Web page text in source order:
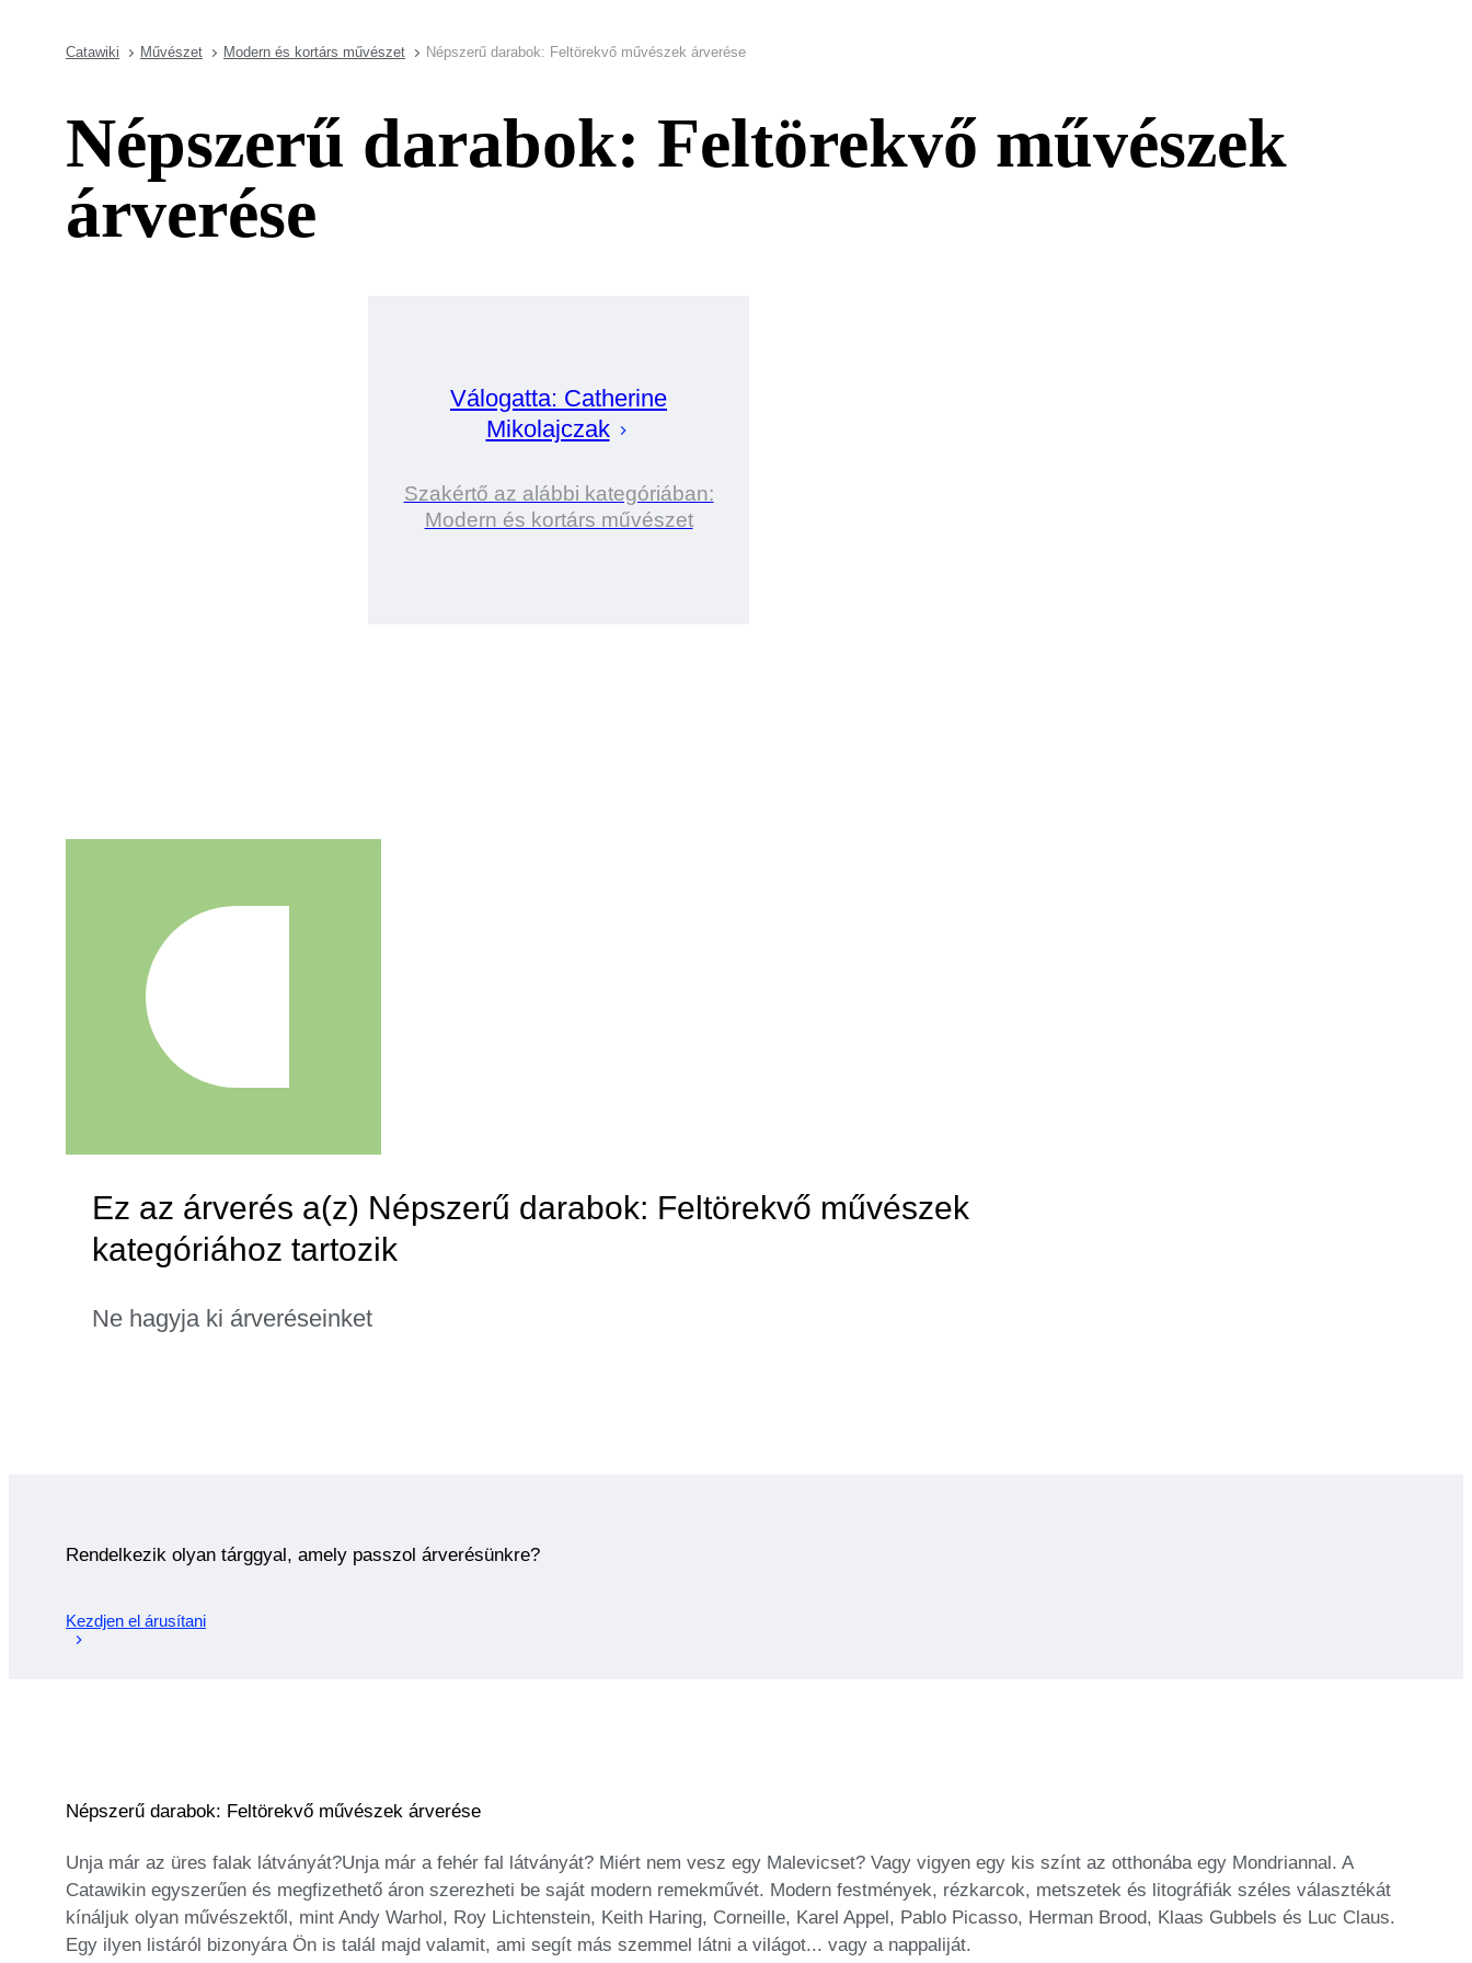
Catawiki Művészet Modern és kortárs művészet Népszerű darabok: Feltörekvő művészek árverése
Népszerű darabok: Feltörekvő művészek
árverése
Válogatta: Catherine
Mikolajczak
Szakértő az alábbi kategóriában:
Modern és kortárs művészet
Ez az árverés a(z) Népszerű darabok: Feltörekvő művészek
kategóriához tartozik
Ne hagyja ki árveréseinket
Rendelkezik olyan tárggyal, amely passzol árverésünkre?
Kezdjen el árusítani
Népszerű darabok: Feltörekvő művészek árverése
Unja már az üres falak látványát?Unja már a fehér fal látványát? Miért nem vesz egy Malevicset? Vagy vigyen egy kis színt az otthonába egy Mondriannal. A
Catawikin egyszerűen és megfizethető áron szerezheti be saját modern remekművét. Modern festmények, rézkarcok, metszetek és litográfiák széles választékát
kínáljuk olyan művészektől, mint Andy Warhol, Roy Lichtenstein, Keith Haring, Corneille, Karel Appel, Pablo Picasso, Herman Brood, Klaas Gubbels és Luc Claus.
Egy ilyen listáról bizonyára Ön is talál majd valamit, ami segít más szemmel látni a világot... vagy a nappaliját.